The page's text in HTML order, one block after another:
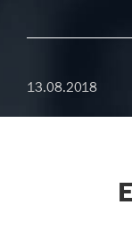
13.08.2018